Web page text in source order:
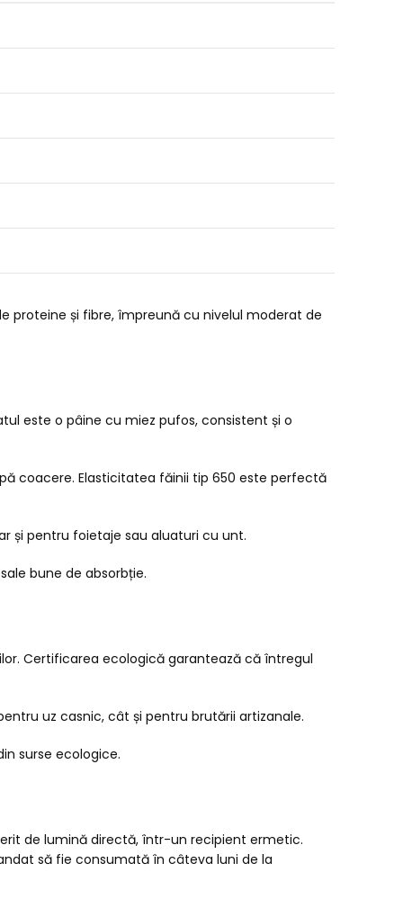
proteine și fibre, împreună cu nivelul moderat de
este o pâine cu miez pufos, consistent și o
coacere. Elasticitatea făinii tip 650 este perfectă
și pentru foietaje sau aluaturi cu unt.
bune de absorbție.
Certificarea ecologică garantează că întregul
uz casnic, cât și pentru brutării artizanale.
surse ecologice.
de lumină directă, într-un recipient ermetic.
să fie consumată în câteva luni de la